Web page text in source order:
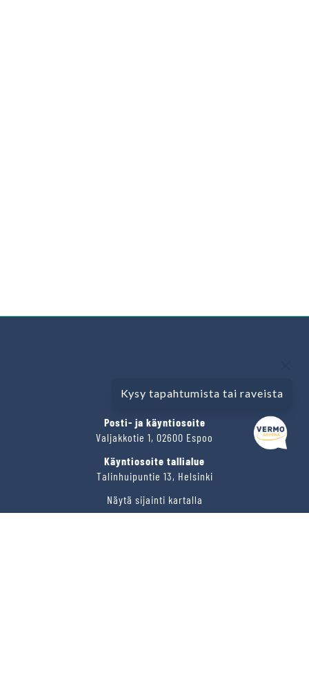
Kysy tapahtumista tai raveista
VERMO AREENA
Posti- ja käyntiosoite
Valjakkotie 1, 02600 Espoo
Käyntiosoite tallialue
Talinhuipuntie 13, Helsinki
Näytä sijainti kartalla